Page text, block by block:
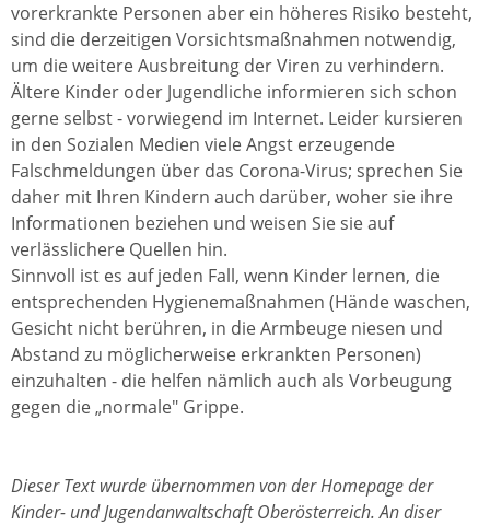
vorerkrankte Personen aber ein höheres Risiko besteht,
sind die derzeitigen Vorsichtsmaßnahmen notwendig,
um die weitere Ausbreitung der Viren zu verhindern.
Ältere Kinder oder Jugendliche informieren sich schon
gerne selbst - vorwiegend im Internet. Leider kursieren
in den Sozialen Medien viele Angst erzeugende
Falschmeldungen über das Corona-Virus; sprechen Sie
daher mit Ihren Kindern auch darüber, woher sie ihre
Informationen beziehen und weisen Sie sie auf
verlässlichere Quellen hin.
Sinnvoll ist es auf jeden Fall, wenn Kinder lernen, die
entsprechenden Hygienemaßnahmen (Hände waschen,
Gesicht nicht berühren, in die Armbeuge niesen und
Abstand zu möglicherweise erkrankten Personen)
einzuhalten - die helfen nämlich auch als Vorbeugung
gegen die „normale" Grippe.
Dieser Text wurde übernommen von der Homepage der
Kinder- und Jugendanwaltschaft Oberösterreich. An diser